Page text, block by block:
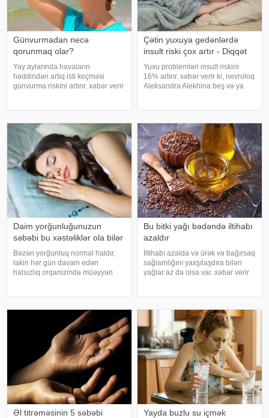
Günvurmadan necə
qorunmaq olar?
Yay aylarında havaların
həddindən artıq isti keçməsi
günvurma riskini artırır. xəbər verir
diqqətli olmalıdırlar.
Günvurmadan qorunma
Çətin yuxuya gedənlərdə
insult riski çox artır - Diqqət
Yuxu problemləri insult riskini
16% artırır. xəbər verir ki, nevroloq
Aleksandra Alekhina beş və ya
artdığını deyib. İnsult ciddi və
həyat
Daim yorğunluğunuzun
səbəbi bu xəstəliklər ola bilər
Bəzən yorğunluq normal haldır,
lakin hər gün davam edən
halsızlıq orqanizmdə müəyyən
qan azlığı, qalxanabənzər vəz
Bu bitki yağı bədəndə iltihabı
azaldır
İltihabı azalda və ürək və bağırsaq
sağlamlığını yaxşılaşdıra bilən
yağlar az da olsa var. xəbər verir
preslənmiş kətan toxumlarında
Əl titrəməsinin 5 səbəbi
Yayda buzlu su içmək